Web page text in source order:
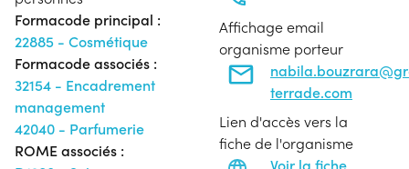
Formacode principal :
22885 - Cosmétique
Formacode associés :
32154 - Encadrement
management
42040 - Parfumerie
ROME associés :
Affichage email
organisme porteur
terrade.com
Lien d'accès vers la
fiche de l'organisme